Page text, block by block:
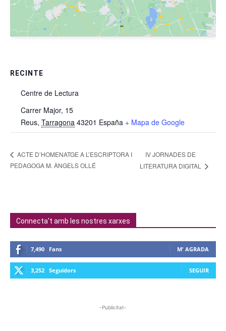
RECINTE
Centre de Lectura
Carrer Major, 15
Reus, Tarragona 43201 España + Mapa de Google
ACTE D’HOMENATGE A L’ESCRIPTORA I
PEDAGOGA M. ÀNGELS OLLÉ
IV JORNADES DE
LITERATURA DIGITAL
Connecta't amb les nostres xarxes
7,490 Fans M' AGRADA
3,252 Seguidors SEGUIR
-Publicitat-